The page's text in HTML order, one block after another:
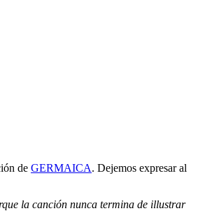
de GERMAICA. Dejemos expresar al
la canción nunca termina de illustrar